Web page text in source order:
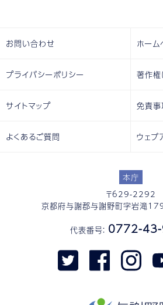
本庁
〒629-2292
京都府与謝郡与謝野町字岩滝
代表番号： 0772-
お問い合わせ ホー
プライバシーポリシー 著作権
サイトマップ 免責事
よくあるご質問 ウェブ